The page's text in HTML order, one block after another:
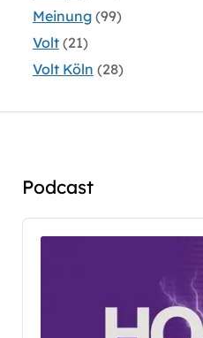
Meinung(99)
Volt(21)
Volt Köln (28)
Podcast
Audio
Player